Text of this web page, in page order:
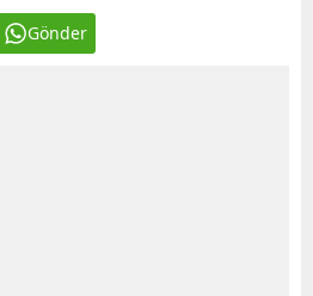
Gönder